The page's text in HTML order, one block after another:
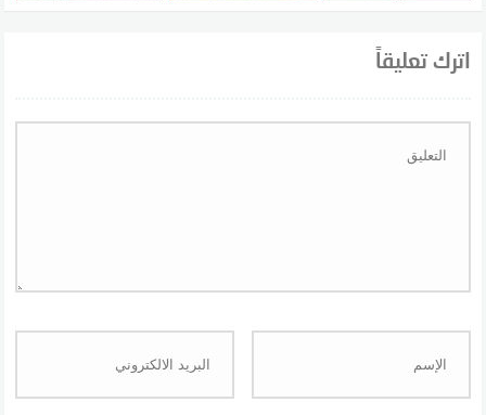
اترك تعليقاً